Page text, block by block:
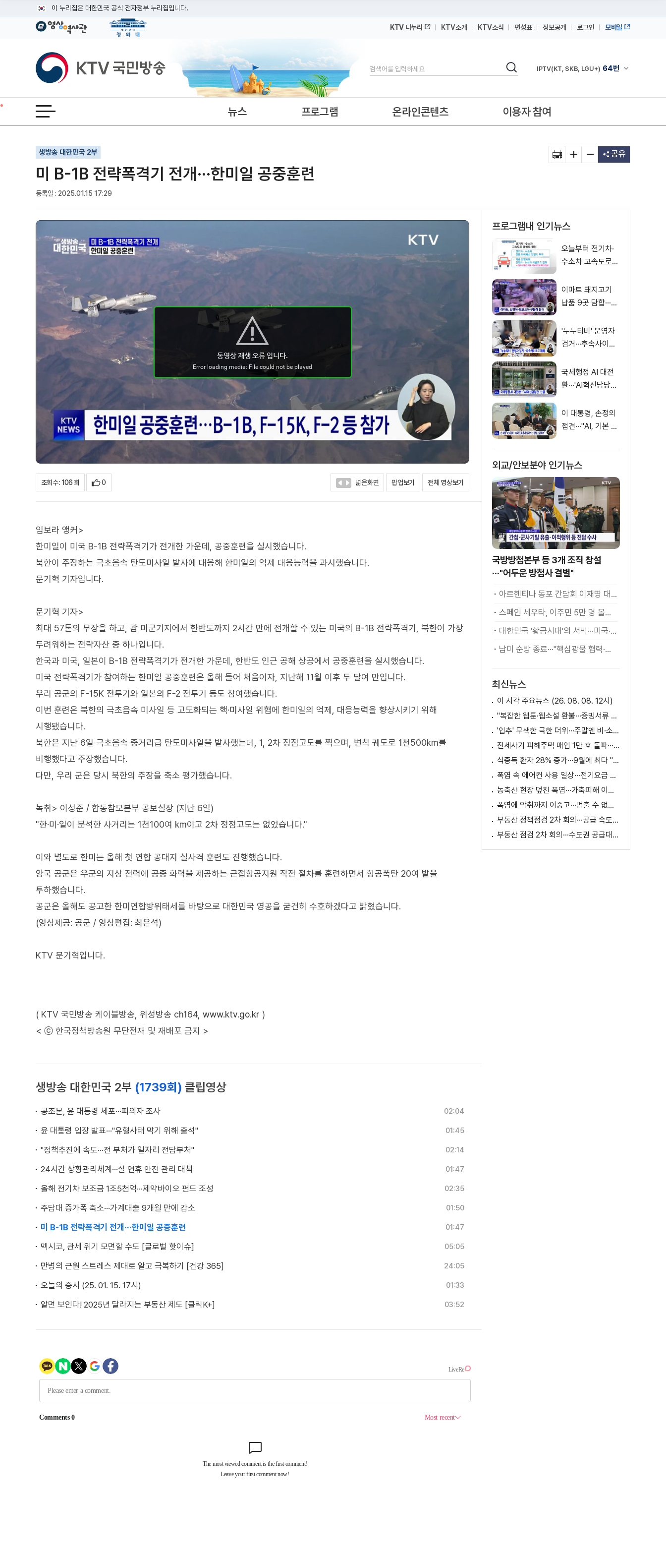
이 누리집은 대한민국 공식 전자정부 누리집입니다.
공식 누리집 주소 확인하기
이밖에 or.kr 또는 .kr등 다른 도메인 주소를 사용하고 있다면 아래 URL에서 도메인 주소를 확인해 보세요
운영중인 공식 누리집보기
KTV 나누리 KTV소개 KTV소식 편성표 정보공개 로그인 모바일
KTV국민방송
검색
검색 채널안내 펼쳐
IPTV(KT, SKB, LGU+) 64번
IPTV(KT, SKB, LGU+)
전체메뉴 열기 뉴스 프로그램 온라인콘텐츠 이용자 참여
생방송 대한민국 2부
미 B-1B 전략폭격기 전개···한미일 공중훈련
등록일 : 2025.01.15 17:29
기사인쇄
글자확대
글자축소 공유
조회수 : 106 회 0 넓은화면 팝업보기 전체 영상보기
임보라 앵커>
한미일이 미국 B-1B 전략폭격기가 전개한 가운데, 공중훈련을 실시했습니다.
북한이 주장하는 극초음속 탄도미사일 발사에 대응해 한미일의 억제 대응능력을 과시했습니다.
문기혁 기자입니다.
문기혁 기자>
최대 57톤의 무장을 하고, 괌 미군기지에서 한반도까지 2시간 만에 전개할 수 있는 미국의 B-1B 전략폭격기, 북한이 가장
두려워하는 전략자산 중 하나입니다.
한국과 미국, 일본이 B-1B 전략폭격기가 전개한 가운데, 한반도 인근 공해 상공에서 공중훈련을 실시했습니다.
미국 전략폭격기가 참여하는 한미일 공중훈련은 올해 들어 처음이자, 지난해 11월 이후 두 달여 만입니다.
우리 공군의 F-15K 전투기와 일본의 F-2 전투기 등도 참여했습니다.
이번 훈련은 북한의 극초음속 미사일 등 고도화되는 핵·미사일 위협에 한미일의 억제, 대응능력을 향상시키기 위해
시행됐습니다.
북한은 지난 6일 극초음속 중거리급 탄도미사일을 발사했는데, 1, 2차 정점고도를 찍으며, 변칙 궤도로 1천500km를
비행했다고 주장했습니다.
다만, 우리 군은 당시 북한의 주장을 축소 평가했습니다.
녹취> 이성준 / 합동참모본부 공보실장 (지난 6일)
"한·미·일이 분석한 사거리는 1천100여 km이고 2차 정점고도는 없었습니다."
이와 별도로 한미는 올해 첫 연합 공대지 실사격 훈련도 진행했습니다.
양국 공군은 우군의 지상 전력에 공중 화력을 제공하는 근접항공지원 작전 절차를 훈련하면서 항공폭탄 20여 발을
투하했습니다.
공군은 올해도 공고한 한미연합방위태세를 바탕으로 대한민국 영공을 굳건히 수호하겠다고 밝혔습니다.
(영상제공: 공군 / 영상편집: 최은석)
KTV 문기혁입니다.
( KTV 국민방송 케이블방송, 위성방송 ch164, www.ktv.go.kr )
< ⓒ 한국정책방송원 무단전재 및 재배포 금지 >
생방송 대한민국 2부 (1739회) 클립영상
공조본, 윤 대통령 체포···피의자 조사 02:04
윤 대통령 입장 발표···"유혈사태 막기 위해 출석" 01:45
"정책추진에 속도···전 부처가 일자리 전담부처" 02:14
24시간 상황관리체계···설 연휴 안전 관리 대책 01:47
올해 전기차 보조금 1조5천억···제약바이오 펀드 조성 02:35
주담대 증가폭 축소···가계대출 9개월 만에 감소 01:50
미 B-1B 전략폭격기 전개···한미일 공중훈련 01:47
멕시코, 관세 위기 모면할 수도 [글로벌 핫이슈] 05:05
만병의 근원 스트레스 제대로 알고 극복하기 [건강 365] 24:05
오늘의 증시 (25. 01. 15. 17시) 01:33
알면 보인다! 2025년 달라지는 부동산 제도 [클릭K+] 03:52
프로그램내 인기뉴스
오늘부터 전기차·
수소차 고속도로
이마트 돼지고기
납품 9곳 담합···과
'누누티비' 운영자
검거···후속사이트
국세행정 AI 대전
환···'AI혁신담당관'
이 대통령, 손정의
접견···"AI, 기본 인
외교/안보분야 인기뉴스
국방방첩본부 등 3개 조직 창설
···"어두운 방첩사 결별"
아르헨티나 동포 간담회 이재명 대통령 모두발언
스페인 세우타, 이주민 5만 명 몰려 [월드 투데이]
대한민국 '황금시대'의 서막···미국·남미 순방 성과 총정리 [정.주.행]
남미 순방 종료···"핵심광물 협력·원유 수입선 확대"
최신뉴스
이 시각 주요뉴스 (26. 08. 08. 12시)
"복잡한 웹툰·웹소설 환불···증빙서류 요구까지"
'입추' 무색한 극한 더위···주말엔 비·소나기
전세사기 피해주택 매입 1만 호 돌파···피해 지원 속도
식중독 환자 28% 증가···9월에 최다 "입추 방심 금물"
폭염 속 에어컨 사용 일상···전기요금 줄이려면?
농축산 현장 덮친 폭염···가축피해 이틀 새 28만 마리↑
폭염에 악취까지 이중고···멈출 수 없는 필수노동
부동산 정책점검 2차 회의···공급 속도전 본격화하나
부동산 점검 2차 회의···수도권 공급대책 논의